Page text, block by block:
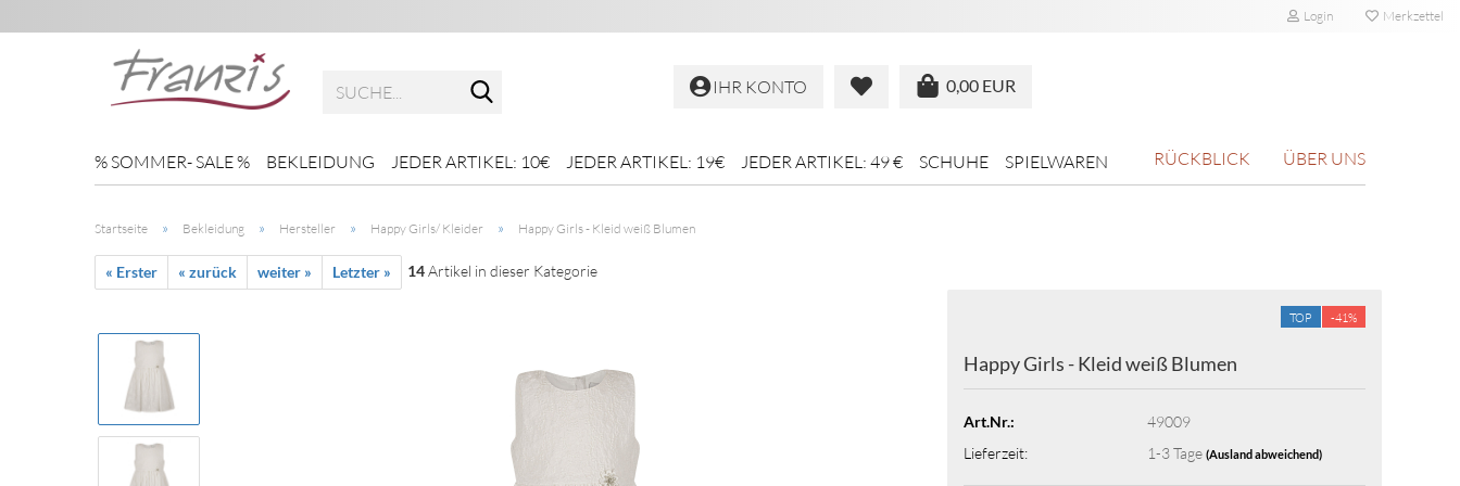
Login Merkzettel
0,00 EUR
IHR KONTO
% SOMMER- SALE % BEKLEIDUNG JEDER ARTIKEL: 10€ JEDER ARTIKEL: 19€ JEDER ARTIKEL: 49 € SCHUHE SPIELWAREN RÜCKBLICK ÜBER UNS
Startseite » Bekleidung » Hersteller » Happy Girls/ Kleider » Happy Girls - Kleid weiß Blumen
« Erster « zurück weiter » Letzter » 14Artikel in dieser Kategorie
TOP -41%
Happy Girls - Kleid weiß Blumen
Art.Nr.:
49009
Lieferzeit:
1-3 Tage(Ausland abweichend)